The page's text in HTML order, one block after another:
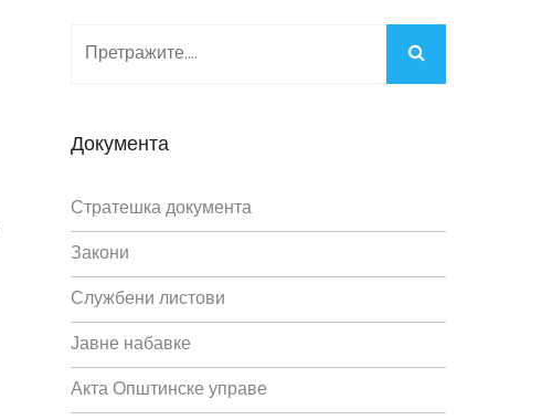
Документа
Стратешка документа
Закони
Службени листови
Јавне набавке
Акта Општинске управе